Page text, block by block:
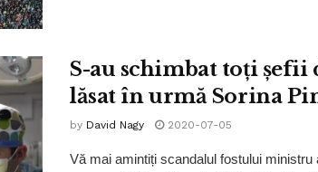
S-au schimbat toți șefii
lăsat în urmă Sorina
by David Nagy 2020-07-05
Vă mai amintiți scandalul fostului ministru